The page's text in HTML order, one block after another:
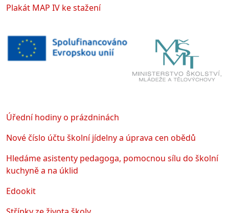
Plakát MAP IV ke stažení
Úřední hodiny o prázdninách
Nové číslo účtu školní jídelny a úprava cen obědů
Hledáme asistenty pedagoga, pomocnou sílu do školní
kuchyně a na úklid
Edookit